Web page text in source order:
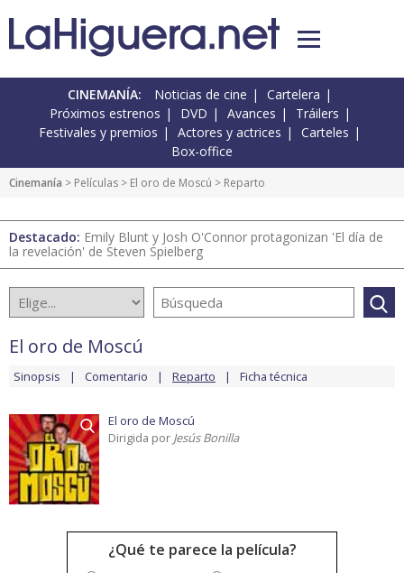
CINEMANÍA: Noticias de cine
Cartelera
Próximos estrenos
DVD Avances
Tráilers
Festivales y premios
Actores y actrices
Carteles
Box-office
Cinemanía > Películas > El oro de Moscú > Reparto
Destacado: Emily Blunt y Josh O'Connor protagonizan 'El día de
la revelación' de Steven Spielberg
El oro de Moscú
Sinopsis Comentario Reparto Ficha técnica
El oro de Moscú
Dirigida por Jesús Bonilla
¿Qué te parece la película?